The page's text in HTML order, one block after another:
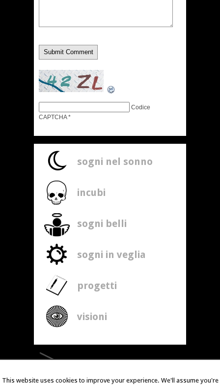
Codice
CAPTCHA*
sogni nel sonno
incubi
sogni belli
sogni in veglia
progetti
visioni
This website uses cookies to improve your experience. We'll assume you're